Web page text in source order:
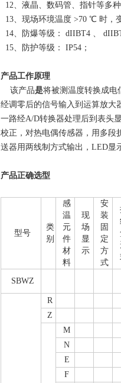
12、液晶、数码管、指针等多
13、现场环境温度 >70 ℃ 时，
14、防爆等级： dIIBT4 、
15、防护等级： IP54；
产品工作原理
该产品是将被测温度转换成电
经调零后的信号输入到运算放大
一路经A/D转换器处理后到表头
校正，对热电偶传感器，用多段
送器用两线制方式输出，LED显
产品正确选型
型号
类
别
感
温
元
件
材
料
现
场
显
示
安
装
固
定
方
式
SBWZ
R
Z
M
N
E
F